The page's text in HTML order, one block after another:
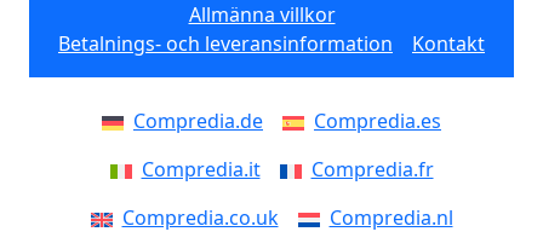
Allmänna villkor
Betalnings- och leveransinformation
Kontakt
Compredia.de
Compredia.es
Compredia.it
Compredia.fr
Compredia.co.uk
Compredia.nl